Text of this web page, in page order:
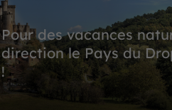
Pour des vacances
direction le Pays du
!